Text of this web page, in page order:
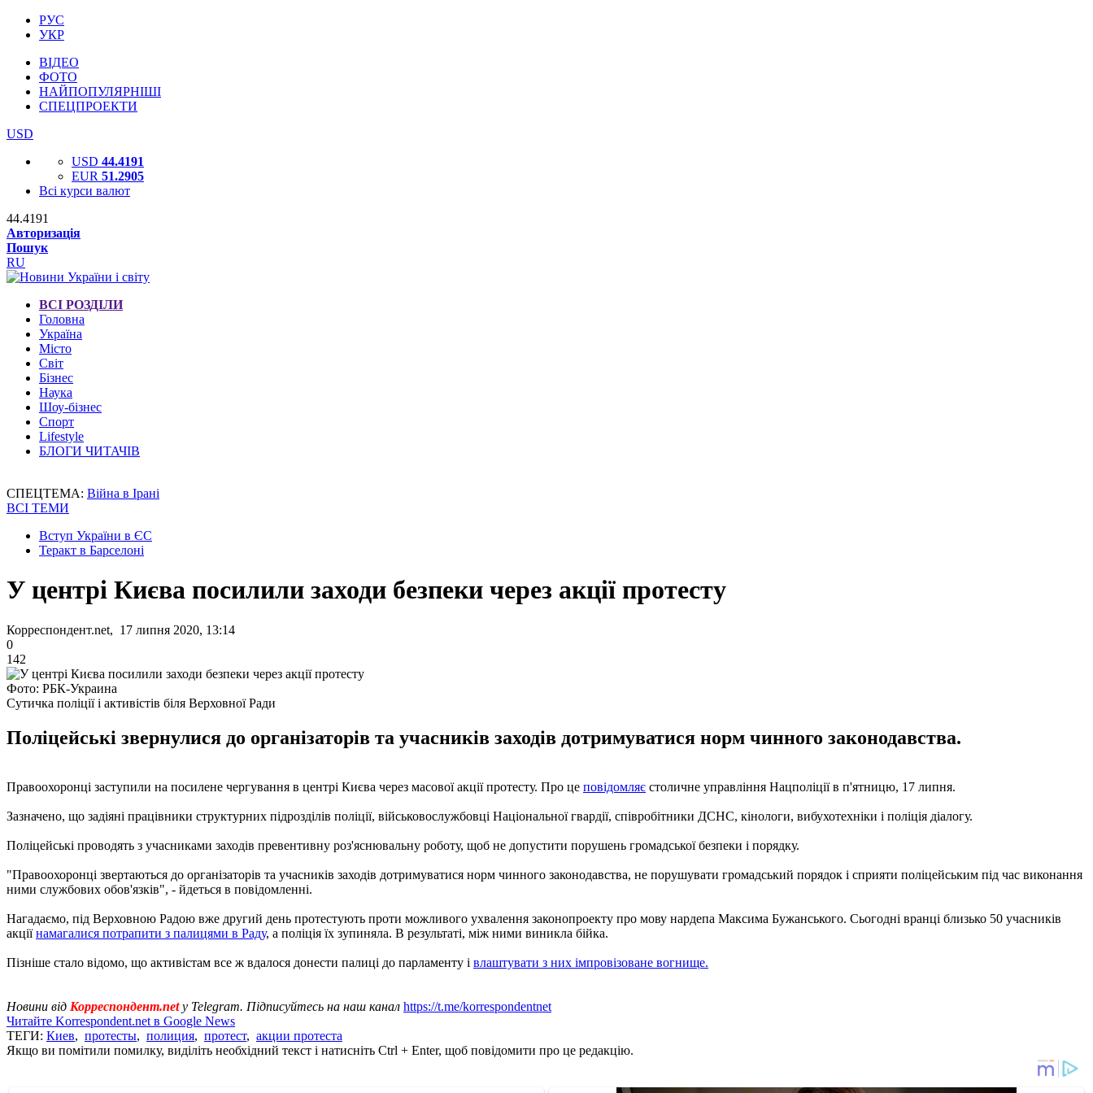
РУС
УКР
ВІДЕО
ФОТО
НАЙПОПУЛЯРНІШІ
СПЕЦПРОЕКТИ
USD
USD 44.4191
EUR 51.2905
Всі курси валют
44.4191
Авторизація
Пошук
RU
ВСІ РОЗДІЛИ
Головна
Україна
Місто
Світ
Бізнес
Наука
Шоу-бізнес
Спорт
Lifestyle
БЛОГИ ЧИТАЧІВ
СПЕЦТЕМА: Війна в Ірані
ВСІ ТЕМИ
Вступ України в ЄС
Теракт в Барселоні
У центрі Києва посилили заходи безпеки через акції протесту
Корреспондент.net, 17 липня 2020, 13:14
0
142
Фото: РБК-Украина
Сутичка поліції і активістів біля Верховної Ради
Поліцейські звернулися до організаторів та учасників заходів дотримуватися норм чинного законодавства.
Правоохоронці заступили на посилене чергування в центрі Києва через масової акції протесту. Про це повідомляє столичне управління Нацполіції в п'ятницю, 17 липня.
Зазначено, що задіяні працівники структурних підрозділів поліції, військовослужбовці Національної гвардії, співробітники ДСНС, кінологи, вибухотехніки і поліція діалогу.
Поліцейські проводять з учасниками заходів превентивну роз'яснювальну роботу, щоб не допустити порушень громадської безпеки і порядку.
"Правоохоронці звертаються до організаторів та учасників заходів дотримуватися норм чинного законодавства, не порушувати громадський порядок і сприяти поліцейським під час виконання
ними службових обов'язків", - йдеться в повідомленні.
Нагадаємо, під Верховною Радою вже другий день протестують проти можливого ухвалення законопроекту про мову нардепа Максима Бужанського. Сьогодні вранці близько 50 учасників
акціїнамагалися потрапити з палицями в Раду, а поліція їх зупиняла. В результаті, між ними виникла бійка.
Пізніше стало відомо, що активістам все ж вдалося донести палиці до парламенту і влаштувати з них імпровізоване вогнище.
Новини від Корреспондент.net у Telegram. Підписуйтесь на наш канал https://t.me/korrespondentnet
Читайте Korrespondent.net в Google News
ТЕГИ: Киев, протесты, полиция, протест, акции протеста
Якщо ви помітили помилку, виділіть необхідний текст і натисніть Ctrl + Enter, щоб повідомити про це редакцію.